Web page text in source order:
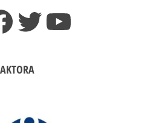
TwitterYouTube